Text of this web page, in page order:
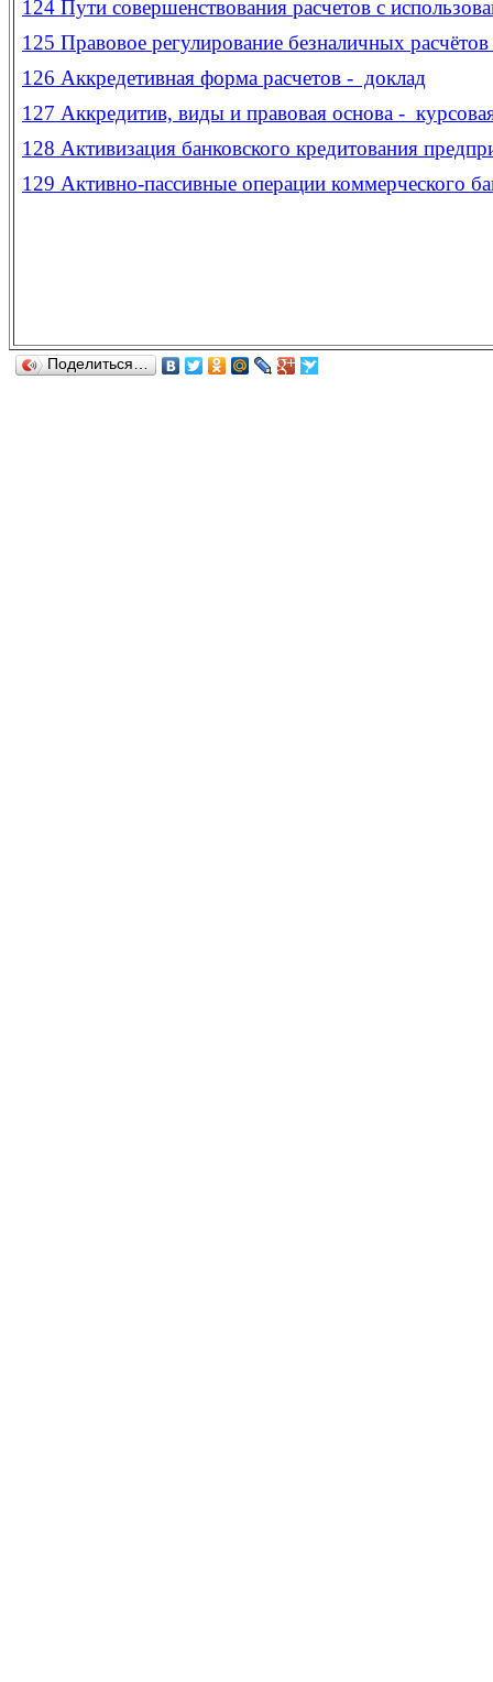
124 Пути совершенствования расчетов с
125 Правовое регулирование безналичных
126 Аккредетивная форма расчетов - доклад
127 Аккредитив, виды и правовая основа -
128 Активизация банковского кредитования
129 Активно-пассивные операции коммерческого
Поделиться…